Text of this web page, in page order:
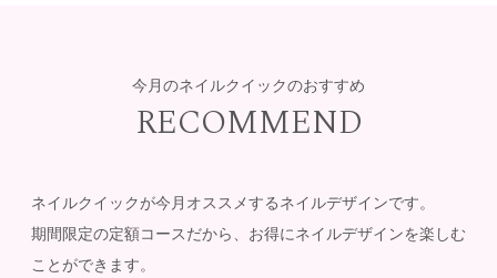
今月のネイルクイックのおすすめ
RECOMMEND
ネイルクイックが今月オススメするネイルデザインです。
期間限定の定額コースだから、お得にネイルデザインを楽しむ
ことができます。